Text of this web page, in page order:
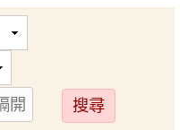
送
出